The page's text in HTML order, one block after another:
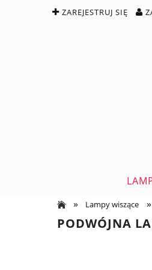
ZAREJESTRUJ SIĘ
»
Lampy wiszące »
PODWÓJNA